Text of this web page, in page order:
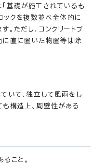
基礎が施工されているも
ックを複数並べ全体的に
。ただし、コンクリートブ
に直に置いた物置等は除
いて、独立して風雨をし
構造上、周壁性がある
こと。